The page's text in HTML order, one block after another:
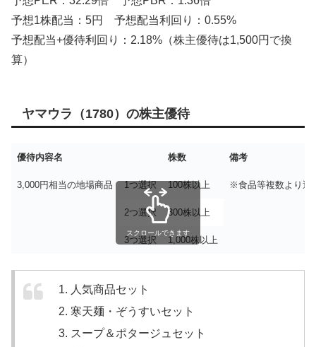
予想1株配当：5円 予想配当利回り：0.55%
予想配当+優待利回り：2.18%（株主優待は1,500円で換
算）
ヤマウラ（1780）の株主優待
優待内容名 株数 備考
3,000円相当の地場商品 1つ選択 100株以上 ※食品等複数より選
2つ選択 300株以上
3つ選択 1,000株以上
スクロールできます
人気商品セット
寒天麺・ぞうすいセット
スープ＆ポタージュセット